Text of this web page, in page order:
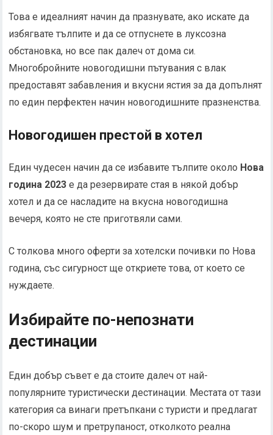
Това е идеалният начин да празнувате, ако искате да
избягвате тълпите и да се отпуснете в луксозна
обстановка, но все пак далеч от дома си.
Многобройните новогодишни пътувания с влак
предоставят забавления и вкусни ястия за да допълнят
по един перфектен начин новогодишните празненства.
Новогодишен престой в хотел
Един чудесен начин да се избавите тълпите около Нова
година 2023 е да резервирате стая в някой добър
хотел и да се насладите на вкусна новогодишна
вечеря, която не сте приготвяли сами.
С толкова много оферти за хотелски почивки по Нова
година, със сигурност ще откриете това, от което се
нуждаете.
Избирайте по-непознати
дестинации
Един добър съвет е да стоите далеч от най-
популярните туристически дестинации. Местата от тази
категория са винаги претъпкани с туристи и предлагат
по-скоро шум и претрупаност, отколкото реална